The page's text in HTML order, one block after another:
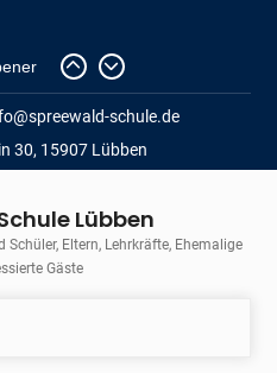
schule.de
30, 15907 Lübben
Lübben
Eltern, Lehrkräfte, Ehemalige
Gäste